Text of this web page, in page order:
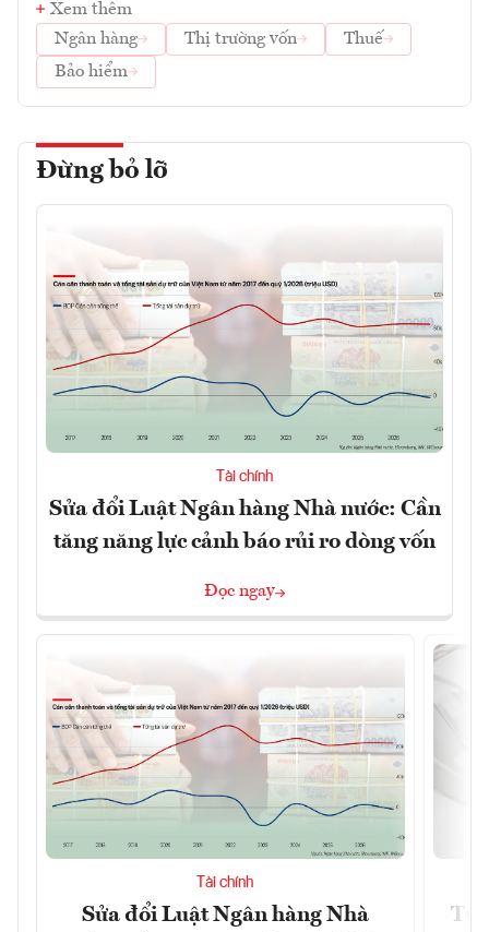
Xem thêm
Ngân hàng
Thị trường vốn
Thuế
Bảo hiểm
Đừng bỏ lỡ
Tài chính
Sửa đổi Luật Ngân hàng Nhà nước: Cần
tăng năng lực cảnh báo rủi ro dòng vốn
Đọc ngay
Tài chính
Sửa đổi Luật Ngân hàng Nhà
Từ